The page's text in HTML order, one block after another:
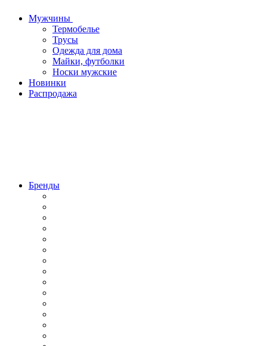
Мужчины
Термобелье
Трусы
Одежда для дома
Майки, футболки
Носки мужские
Новинки
Распродажа
Бренды